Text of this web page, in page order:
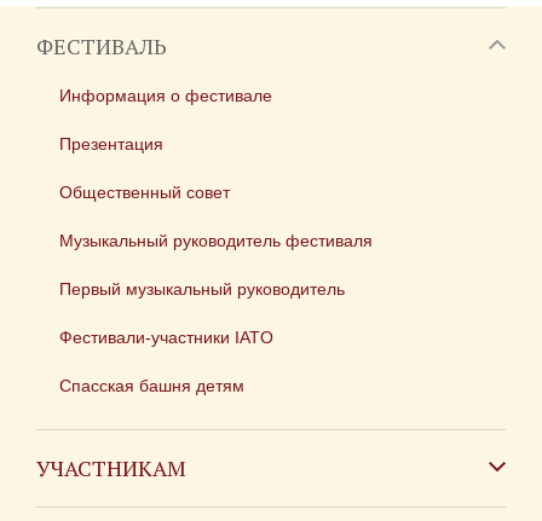
ФЕСТИВАЛЬ
Информация о фестивале
Презентация
Общественный совет
Музыкальный руководитель фестиваля
Первый музыкальный руководитель
Фестивали-участники IATO
Спасская башня детям
УЧАСТНИКАМ